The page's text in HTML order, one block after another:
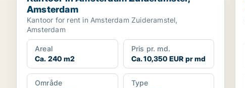
Amsterdam
Kantoor for rent in Amsterdam Zuideramstel,
Amsterdam
Areal
Ca. 240 m2
Pris pr. md.
Ca. 10,350 EUR pr md
Område
Type